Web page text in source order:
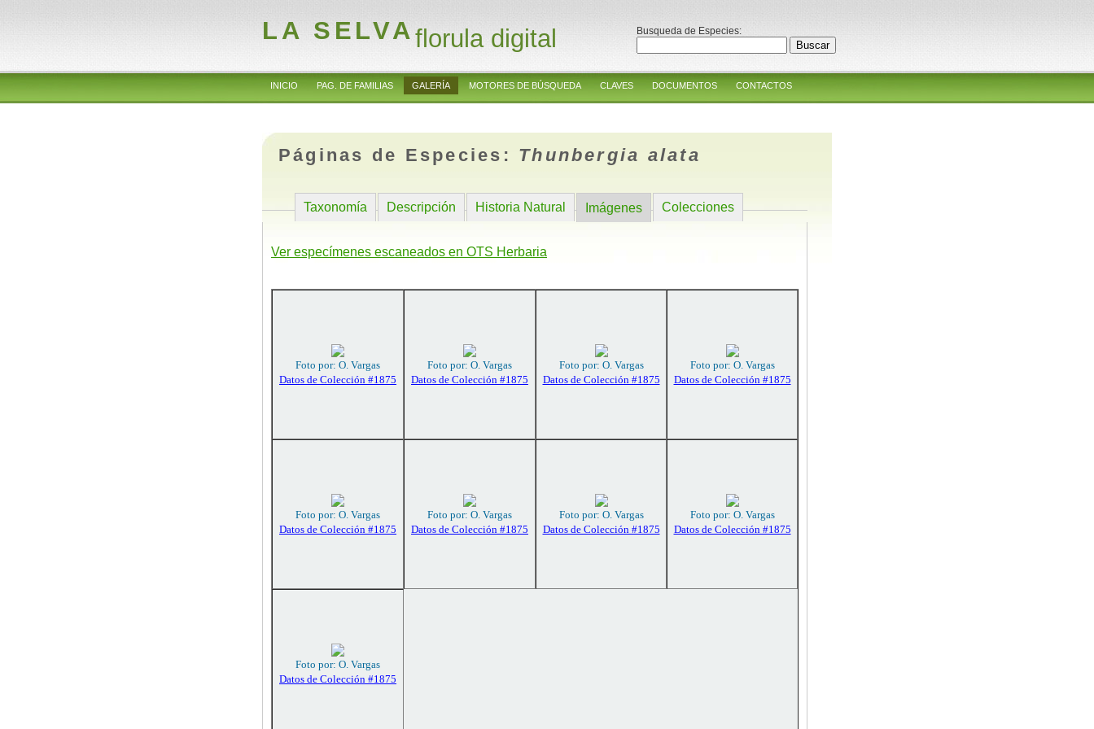
LA SELVAflorula digital Busqueda de Especies:
INICIO PAG. DE FAMILIAS GALERÍA MOTORES DE BÚSQUEDA CLAVES DOCUMENTOS CONTACTOS
Páginas de Especies: Thunbergia alata
Taxonomía Descripción Historia Natural Imágenes Colecciones
Ver especímenes escaneados en OTS Herbaria
Foto por: O. Vargas
Datos de Colección #1875
Foto por: O. Vargas
Datos de Colección #1875
Foto por: O. Vargas
Datos de Colección #1875
Foto por: O. Vargas
Datos de Colección #1875
Foto por: O. Vargas
Datos de Colección #1875
Foto por: O. Vargas
Datos de Colección #1875
Foto por: O. Vargas
Datos de Colección #1875
Foto por: O. Vargas
Datos de Colección #1875
Foto por: O. Vargas
Datos de Colección #1875